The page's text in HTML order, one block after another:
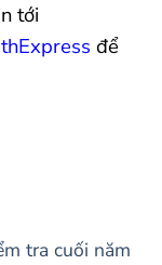
tới
để
tra cuối năm